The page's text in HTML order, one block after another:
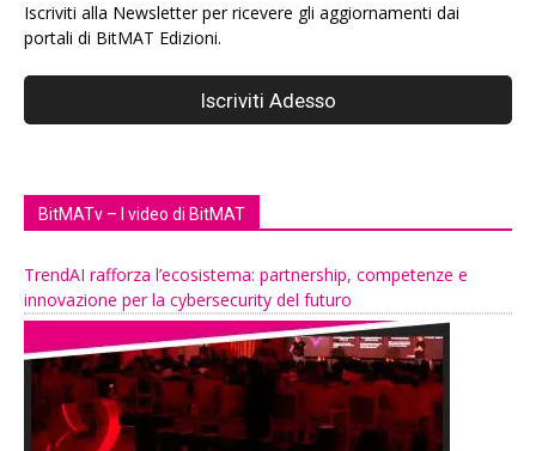
Iscriviti alla Newsletter per ricevere gli aggiornamenti dai
portali di BitMAT Edizioni.
BitMATv – I video di BitMAT
TrendAI rafforza l’ecosistema: partnership, competenze e
innovazione per la cybersecurity del futuro